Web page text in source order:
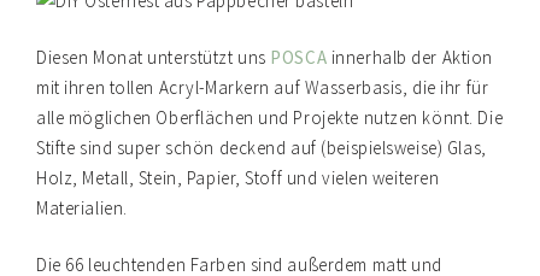
Diesen Monat unterstützt uns POSCA innerhalb der Aktion
mit ihren tollen Acryl-Markern auf Wasserbasis, die ihr für
alle möglichen Oberflächen und Projekte nutzen könnt. Die
Stifte sind super schön deckend auf (beispielsweise) Glas,
Holz, Metall, Stein, Papier, Stoff und vielen weiteren
Materialien.
Die 66 leuchtenden Farben sind außerdem matt und